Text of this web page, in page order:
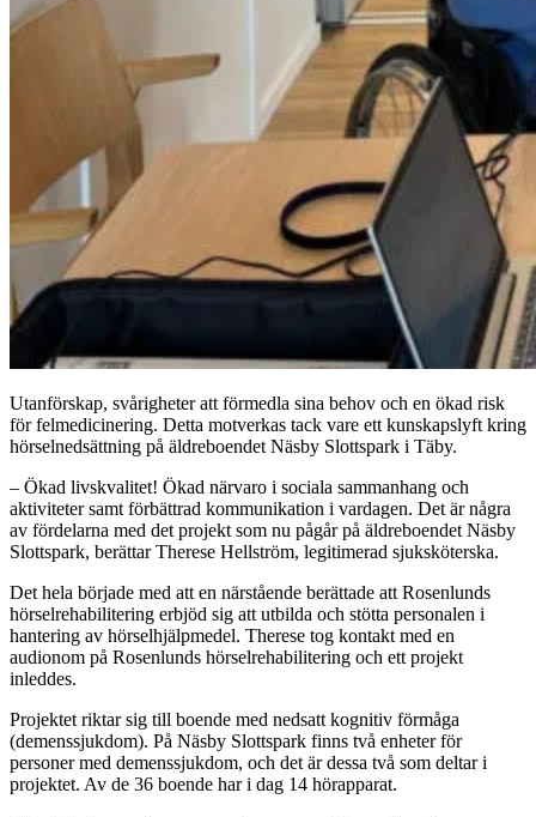
Utanförskap, svårigheter att förmedla sina behov och en ökad risk
för felmedicinering. Detta motverkas tack vare ett kunskapslyft kring
hörselnedsättning på äldreboendet Näsby Slottspark i Täby.
– Ökad livskvalitet! Ökad närvaro i sociala sammanhang och
aktiviteter samt förbättrad kommunikation i vardagen. Det är några
av fördelarna med det projekt som nu pågår på äldreboendet Näsby
Slottspark, berättar Therese Hellström, legitimerad sjuksköterska.
Det hela började med att en närstående berättade att Rosenlunds
hörselrehabilitering erbjöd sig att utbilda och stötta personalen i
hantering av hörselhjälpmedel. Therese tog kontakt med en
audionom på Rosenlunds hörselrehabilitering och ett projekt
inleddes.
Projektet riktar sig till boende med nedsatt kognitiv förmåga
(demenssjukdom). På Näsby Slottspark finns två enheter för
personer med demenssjukdom, och det är dessa två som deltar i
projektet. Av de 36 boende har i dag 14 hörapparat.